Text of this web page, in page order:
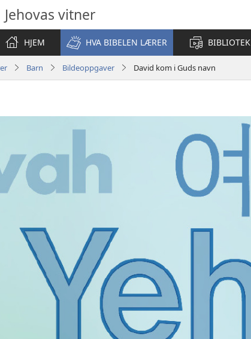
Jehovas vitner
HJEM HVA BIBELEN LÆRER BIBLIOTEK
Barn Bildeoppgaver David kom i Guds navn